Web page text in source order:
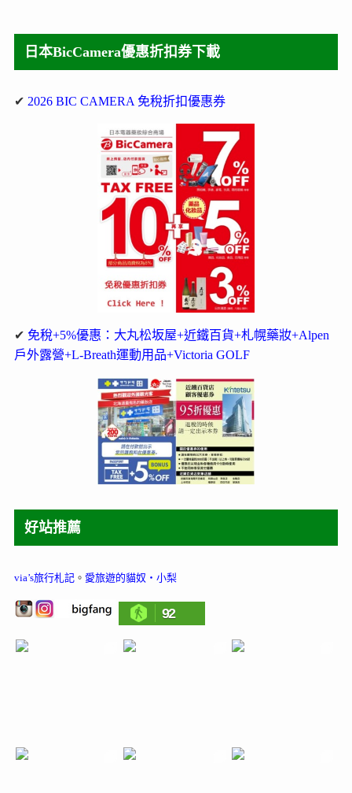
日本BicCamera優惠折扣券下載
✔ 2026 BIC CAMERA 免稅折扣優惠券
✔ 免稅+5%優惠：大丸松坂屋+近鐵百貨+札幌藥妝+Alpen
戶外露營+L-Breath運動用品+Victoria GOLF
好站推薦
via’s旅行札記。 愛旅遊的貓奴‧小梨
92